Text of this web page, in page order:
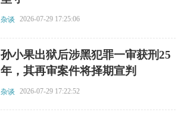
杂谈 2026-07-29 17:25:06
​孙小果出狱后涉黑犯罪一审获刑25
年，其再审案件将择期宣判
杂谈 2026-07-29 17:22:52